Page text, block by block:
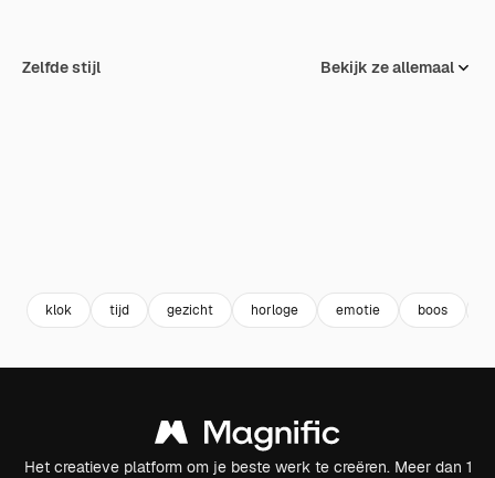
Zelfde stijl Bekijk ze allemaal
klok tijd gezicht horloge emotie boos
Het creatieve platform om je beste werk te creëren. Meer dan 1